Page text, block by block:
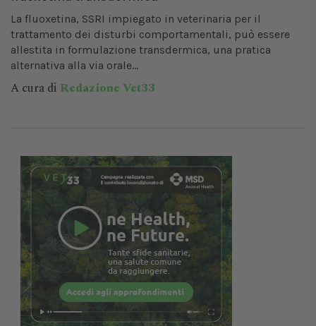
La fluoxetina, SSRI impiegato in veterinaria per il
trattamento dei disturbi comportamentali, può essere
allestita in formulazione transdermica, una pratica
alternativa alla via orale...
A cura di Redazione Vet33